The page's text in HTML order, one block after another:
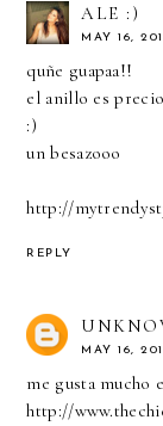
ALE :)
MAY 16,
quñe guapaa!!
el anillo es
:)
un besazooo
http://
REPLY
MAY 16,
me gusta mucho
http://